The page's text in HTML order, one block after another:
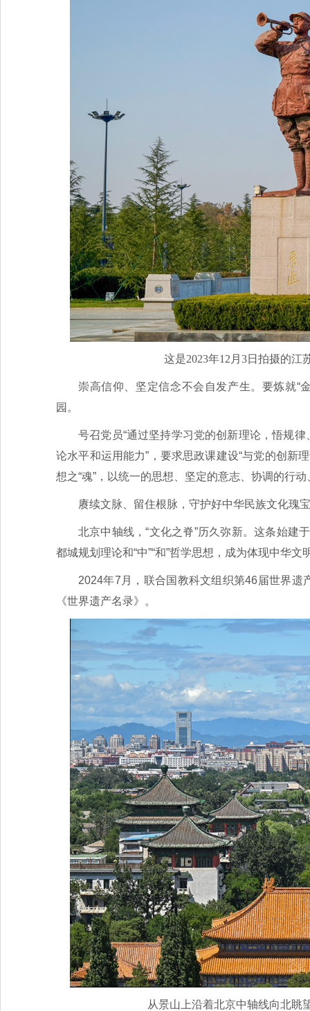
这是2023年12月3日拍摄的江
崇高信仰、坚定信念不会自发产生。要炼就“
园。
号召党员“通过坚持学习党的创新理论，悟规
论水平和运用能力”，要求思政课建设“与党的创
想之“魂”，以统一的思想、坚定的意志、协调的行
赓续文脉、留住根脉，守护好中华民族文化
北京中轴线，“文化之脊”历久弥新。这条始建
都城规划理论和“中”“和”哲学思想，成为体现中华
2024年7月，联合国教科文组织第46届世界
《世界遗产名录》。
从景山上沿着北京中轴线向北眺